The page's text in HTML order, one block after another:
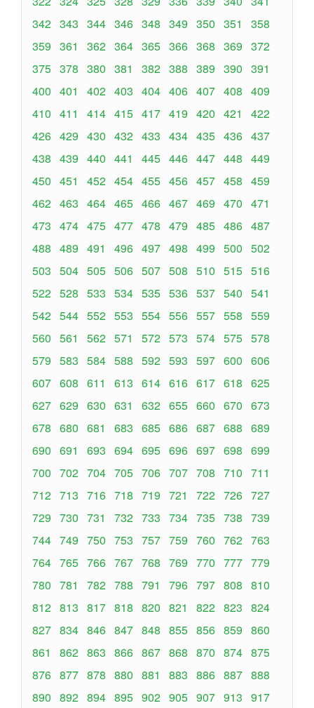
342 343 344 346 348 349 350 351
358
359 361 362 364 365 366 368 369 372
375 378 380 381 382 388 389 390 391
400 401 402 403 404 406 407 408 409
410 411 414 415 417 419 420 421
422
426 429 430 432 433 434 435 436 437
438 439 440 441 445 446 447 448 449
450 451 452 454 455 456 457 458 459
462 463 464 465 466 467 469 470 471
473 474 475 477 478 479 485 486 487
488 489 491 496 497 498 499 500 502
503 504 505 506 507 508 510 515 516
522 528 533 534 535 536 537 540 541
542 544 552 553 554 556 557 558 559
560 561 562 571 572 573 574 575 578
579 583 584 588 592 593 597 600 606
607 608 611 613 614 616 617 618 625
627 629 630 631 632 655 660 670 673
678 680 681 683 685 686 687 688 689
690 691 693 694 695 696 697 698 699
700 702 704 705 706 707 708 710 711
712 713 716 718 719 721 722 726 727
729 730 731 732 733 734 735 738 739
744 749 750 753 757 759 760 762 763
764 765 766 767 768 769 770 777 779
780 781 782 788 791 796 797 808 810
812 813 817 818 820 821 822 823 824
827 834 846 847 848 855 856 859 860
861
862 863 866 867 868 870 874 875
876 877 878 880 881 883 886 887 888
890 892 894 895 902 905 907 913 917